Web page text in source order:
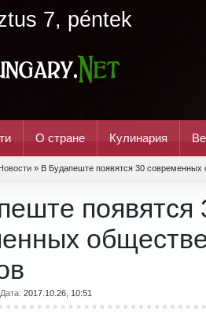
7, péntek
О стране Кулинария
» В Будапеште появятся 30 современных
появятся
Дата: 2017.10.26, 10:51